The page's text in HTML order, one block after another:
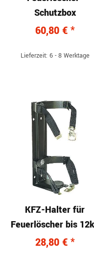
Schutzbox
60,80 € *
Lieferzeit: 6 - 8 Werktage
KFZ-Halter für
Feuerlöscher bis
Inhalt
28,80 € *